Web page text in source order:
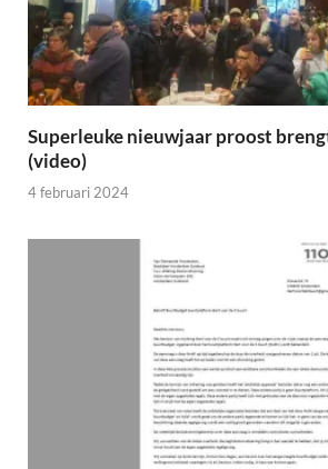
Superleuke nieuwjaar proost
(video)
4 februari 2024